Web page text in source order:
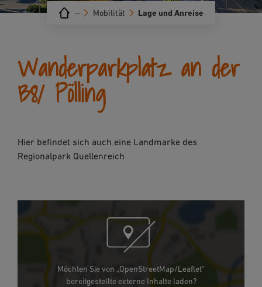
Lage und Anreise
Mobilität
···
Wanderparkplatz an der
B8/ Pölling
Hier befindet sich auch eine Landmarke des
Regionalpark Quellenreich
Möchten Sie von „OpenStreetMap/Leaflet“
bereitgestellte externe Inhalte laden?